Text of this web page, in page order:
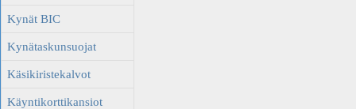
Kynät BIC
Kynätaskunsuojat
Käsikiristekalvot
Käyntikorttikansiot